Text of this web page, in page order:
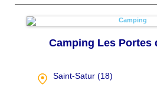
Camping Les Portes
Saint-Satur (18)